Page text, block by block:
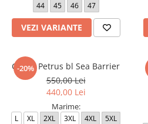
44
45 46 47
VEZI VARIANTE
-20%
Geaca Petrus bl Sea Barrier
550,00 Lei
440,00 Lei
Marime:
L XL 2XL 3XL 4XL
5XL